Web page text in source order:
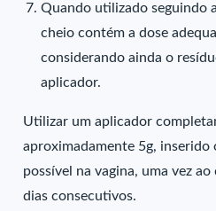
Quando utilizado seguindo
cheio contém a dose
considerando ainda o
aplicador.
Utilizar um aplicador
aproximadamente 5g,
possível na vagina, uma vez
dias consecutivos.